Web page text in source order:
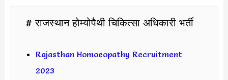
# राजस्थान होम्योपैथी चिकित्सा अधिकारी भर्ती
Rajasthan Homoeopathy Recruitment
2023